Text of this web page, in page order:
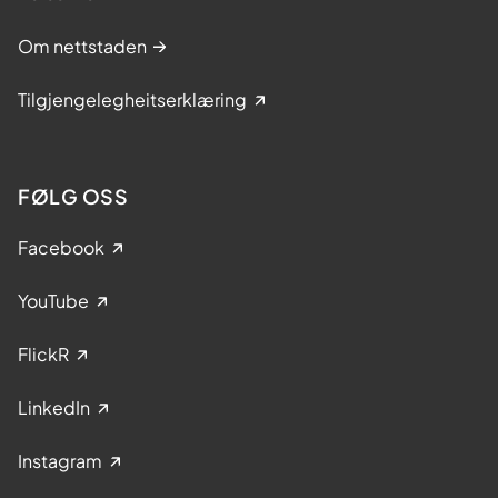
Om nettstaden
Tilgjengelegheitserklæring
FØLG OSS
Facebook
YouTube
FlickR
LinkedIn
Instagram